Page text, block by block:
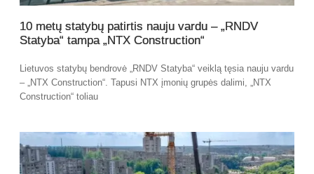
10 metų statybų patirtis nauju vardu – „RNDV
Statyba“ tampa „NTX Construction“
Lietuvos statybų bendrovė „RNDV Statyba“ veiklą tęsia nauju vardu
– „NTX Construction“. Tapusi NTX įmonių grupės dalimi, „NTX
Construction“ toliau